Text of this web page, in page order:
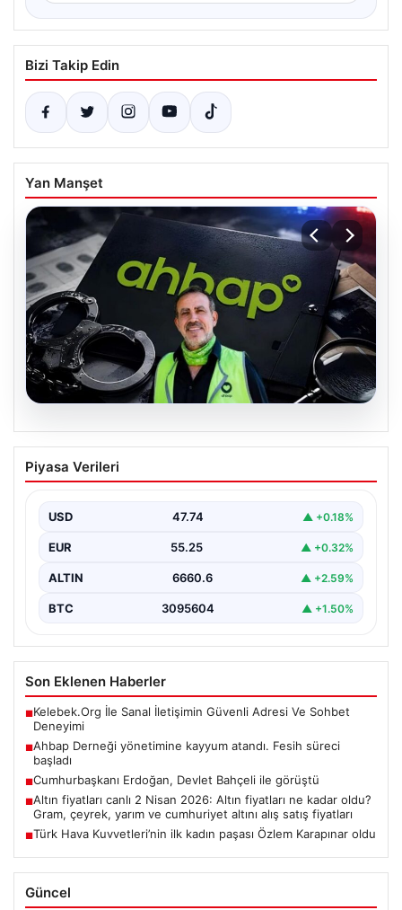
Bizi Takip Edin
Yan Manşet
07.08.2026
Ahbap Derneği yönetimine kayyum
atandı. Fesih süreci başladı
Piyasa Verileri
USD 47.74 ▲ +0.18%
EUR 55.25 ▲ +0.32%
ALTIN 6660.6 ▲ +2.59%
BTC 3095604 ▲ +1.50%
Son Eklenen Haberler
■Kelebek.Org İle Sanal İletişimin Güvenli Adresi Ve Sohbet
Deneyimi
■Ahbap Derneği yönetimine kayyum atandı. Fesih süreci
başladı
■Cumhurbaşkanı Erdoğan, Devlet Bahçeli ile görüştü
■Altın fiyatları canlı 2 Nisan 2026: Altın fiyatları ne kadar oldu?
Gram, çeyrek, yarım ve cumhuriyet altını alış satış fiyatları
■Türk Hava Kuvvetleri’nin ilk kadın paşası Özlem Karapınar oldu
Güncel